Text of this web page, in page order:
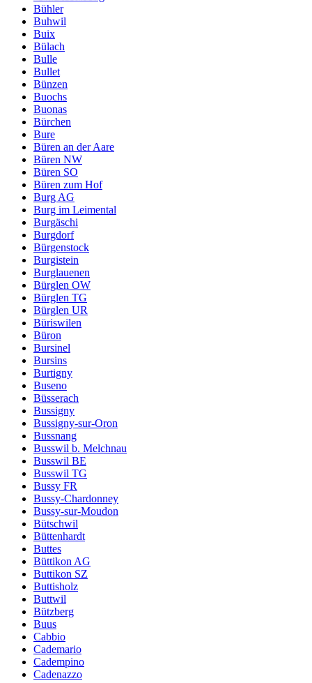
Bühler
Buhwil
Buix
Bülach
Bulle
Bullet
Bünzen
Buochs
Buonas
Bürchen
Bure
Büren an der Aare
Büren NW
Büren SO
Büren zum Hof
Burg AG
Burg im Leimental
Burgäschi
Burgdorf
Bürgenstock
Burgistein
Burglauenen
Bürglen OW
Bürglen TG
Bürglen UR
Büriswilen
Büron
Bursinel
Bursins
Burtigny
Buseno
Büsserach
Bussigny
Bussigny-sur-Oron
Bussnang
Busswil b. Melchnau
Busswil BE
Busswil TG
Bussy FR
Bussy-Chardonney
Bussy-sur-Moudon
Bütschwil
Büttenhardt
Buttes
Büttikon AG
Buttikon SZ
Buttisholz
Buttwil
Bützberg
Buus
Cabbio
Cademario
Cadempino
Cadenazzo